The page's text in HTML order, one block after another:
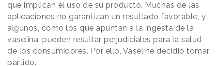
que implican el uso de su producto. Muchas de las
aplicaciones no garantizan un resultado favorable, y
algunos, como los que apuntan a la ingesta de la
vaselina, pueden resultar perjudiciales para la salud
de los consumidores. Por ello, Vaseline decidió tomar
partido.